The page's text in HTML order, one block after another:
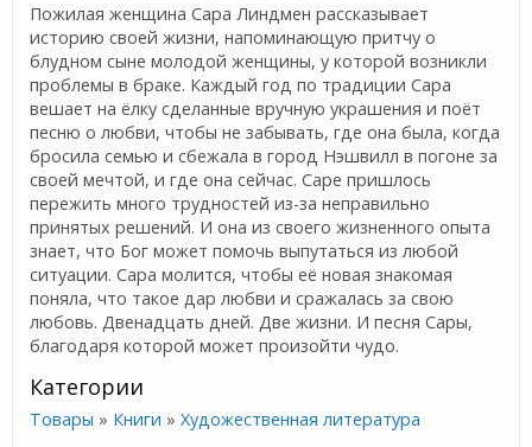
Пожилая женщина Сара Линдмен рассказывает
историю своей жизни, напоминающую притчу о
блудном сыне молодой женщины, у которой возникли
проблемы в браке. Каждый год по традиции Сара
вешает на ёлку сделанные вручную украшения и поёт
песню о любви, чтобы не забывать, где она была, когда
бросила семью и сбежала в город Нэшвилл в погоне за
своей мечтой, и где она сейчас. Саре пришлось
пережить много трудностей из-за неправильно
принятых решений. И она из своего жизненного опыта
знает, что Бог может помочь выпутаться из любой
ситуации. Сара молится, чтобы её новая знакомая
поняла, что такое дар любви и сражалась за свою
любовь. Двенадцать дней. Две жизни. И песня Сары,
благодаря которой может произойти чудо.
Категории
Товары » Книги »Художественная литература